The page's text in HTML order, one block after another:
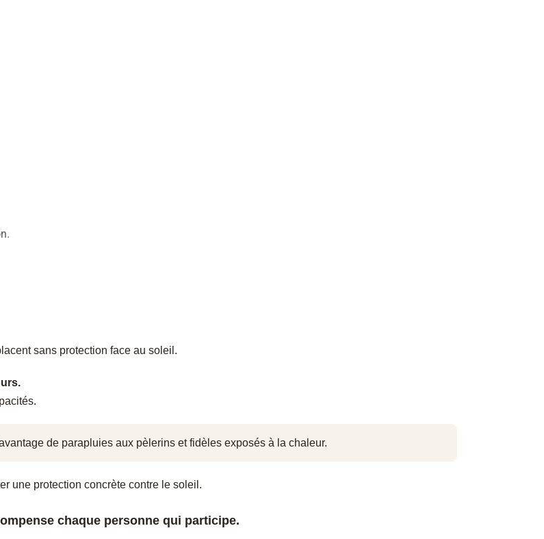
sans protection face au soleil.
de parapluies aux pèlerins et fidèles exposés à la chaleur.
une protection concrète contre le soleil.
chaque personne qui participe.